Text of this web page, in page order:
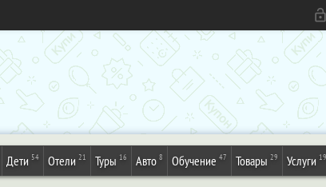
Дети 54 Отели 21 Туры 16 Авто 8 Обучение 47 Товары 29 Услуги 19